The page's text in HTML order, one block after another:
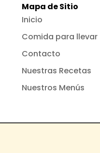
Mapa de Sitio
Inicio
Comida para llevar
Contacto
Nuestras Recetas
Nuestros Menús